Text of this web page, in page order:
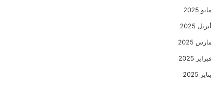
مايو 2025
أبريل 2025
مارس 2025
فبراير 2025
يناير 2025